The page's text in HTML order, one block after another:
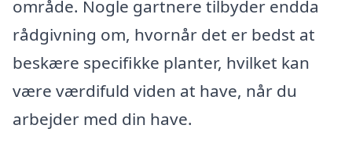
område. Nogle gartnere tilbyder endda
rådgivning om, hvornår det er bedst at
beskære specifikke planter, hvilket kan
være værdifuld viden at have, når du
arbejder med din have.